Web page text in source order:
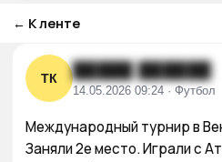
← К ленте
ТК █████ ██████
14.05.2026 09:24 · Футбол
Международный турнир в
Заняли 2е место. Играли с